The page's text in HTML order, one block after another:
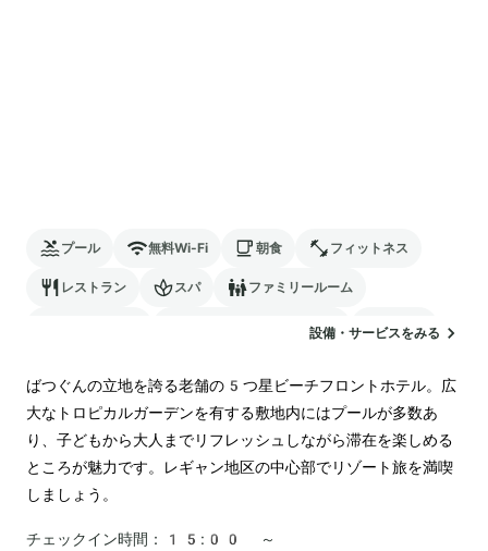
プール 無料Wi-Fi 朝食 フィットネス
レストラン スパ ファミリールーム
24時間対応のフロント サウナ
設備・サービスをみる
ばつぐんの立地を誇る老舗の5つ星ビーチフロントホテル。広
大なトロピカルガーデンを有する敷地内にはプールが多数あ
り、子どもから大人までリフレッシュしながら滞在を楽しめる
ところが魅力です。レギャン地区の中心部でリゾート旅を満喫
しましょう。
チェックイン時間：
15:00 ～